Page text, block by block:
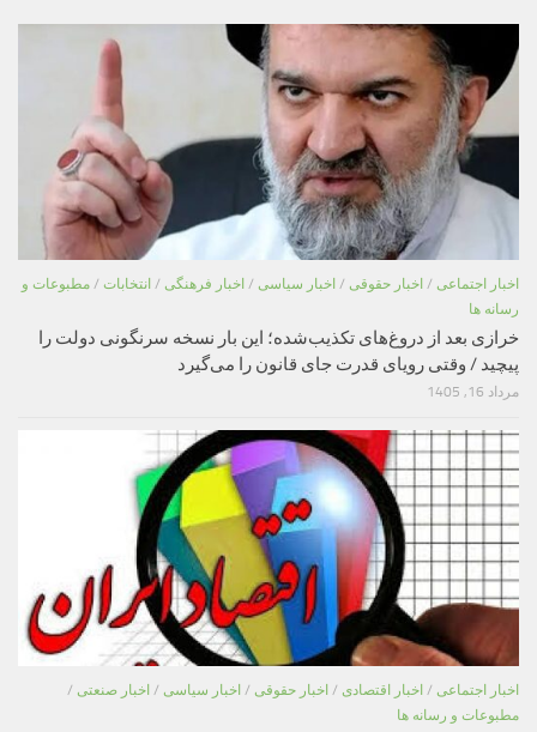
اخبار اجتماعی / اخبار حقوقی / اخبار سیاسی / اخبار فرهنگی / انتخابات / مطبوعات و
رسانه ها
خرازی بعد از دروغ‌های تکذیب‌شده؛ این بار نسخه سرنگونی دولت را
پیچید / وقتی رویای قدرت جای قانون را می‌گیرد
مرداد 16, 1405
اخبار اجتماعی / اخبار اقتصادی / اخبار حقوقی / اخبار سیاسی / اخبار صنعتی /
مطبوعات و رسانه ها